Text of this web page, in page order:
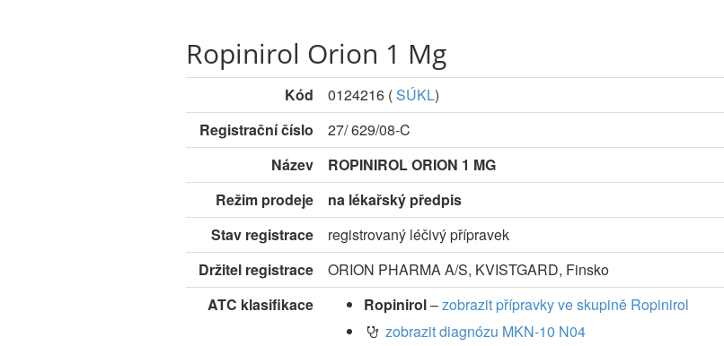
Ropinirol Orion 1 Mg
Kód 0124216 (SÚKL)
Registrační číslo
27/ 629/08-C
Název
ROPINIROL ORION 1 MG
Režim prodeje
na lékařský předpis
Stav registrace
registrovaný léčivý přípravek
Držitel registrace
ORION PHARMA A/S, KVISTGARD, Finsko
ATC klasifikace
Ropinirol–zobrazit přípravky ve skupině Ropinirol
zobrazit diagnózu MKN-10 N04